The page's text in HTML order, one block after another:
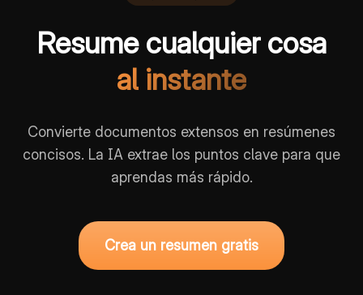
Resume cualquier cosa
al instante
Convierte documentos extensos en resúmenes
concisos. La IA extrae los puntos clave para que
aprendas más rápido.
Crea un resumen gratis